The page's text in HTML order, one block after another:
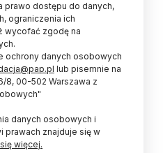
czy
przedwczesne
ciągu siedmiu
naukowcy z
(Szwecja).
wynik jest
działań mających
prawo dostępu do danych,
ograniczenia ich
wycofać zgodę na
ochrony danych osobowych
lub pisemnie na
8, 00-502 Warszawa z
danych osobowych i
prawach znajduje się w
więcej.